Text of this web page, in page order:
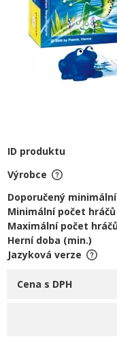
ID produktu
Výrobce
Doporučený
Minimální počet hráčů
Maximální počet hráčů
Herní doba (min.)
Jazyková verze
Cena s DPH